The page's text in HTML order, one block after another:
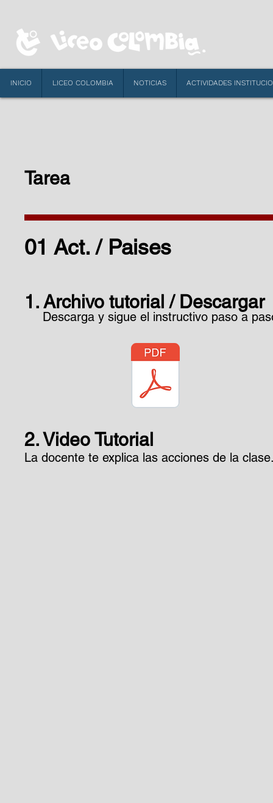
INICIO LICEO COLOMBIA NOTICIAS ACTIVIDADES
Tarea
01 Act. / Paises
1. Archivo tutorial / Descargar
Descarga y sigue el instructivo paso a
2. Video Tutorial
La docente te explica las acciones de la